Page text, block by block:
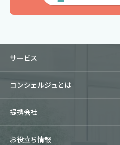
サービス
コンシェルジュとは
提携会社
お役立ち情報